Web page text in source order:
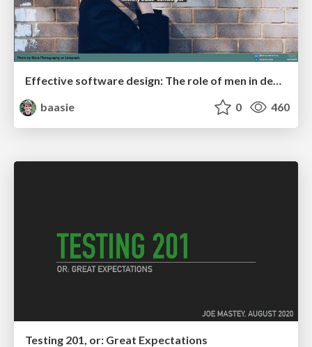
Effective software design: The role of men in debugging patriarchy in IT @ Voxxed Days AMS
baasie
0 460
Testing 201, or: Great Expectations